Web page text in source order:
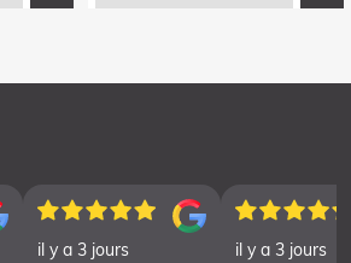
il y a 3 jours il y a 3 jours